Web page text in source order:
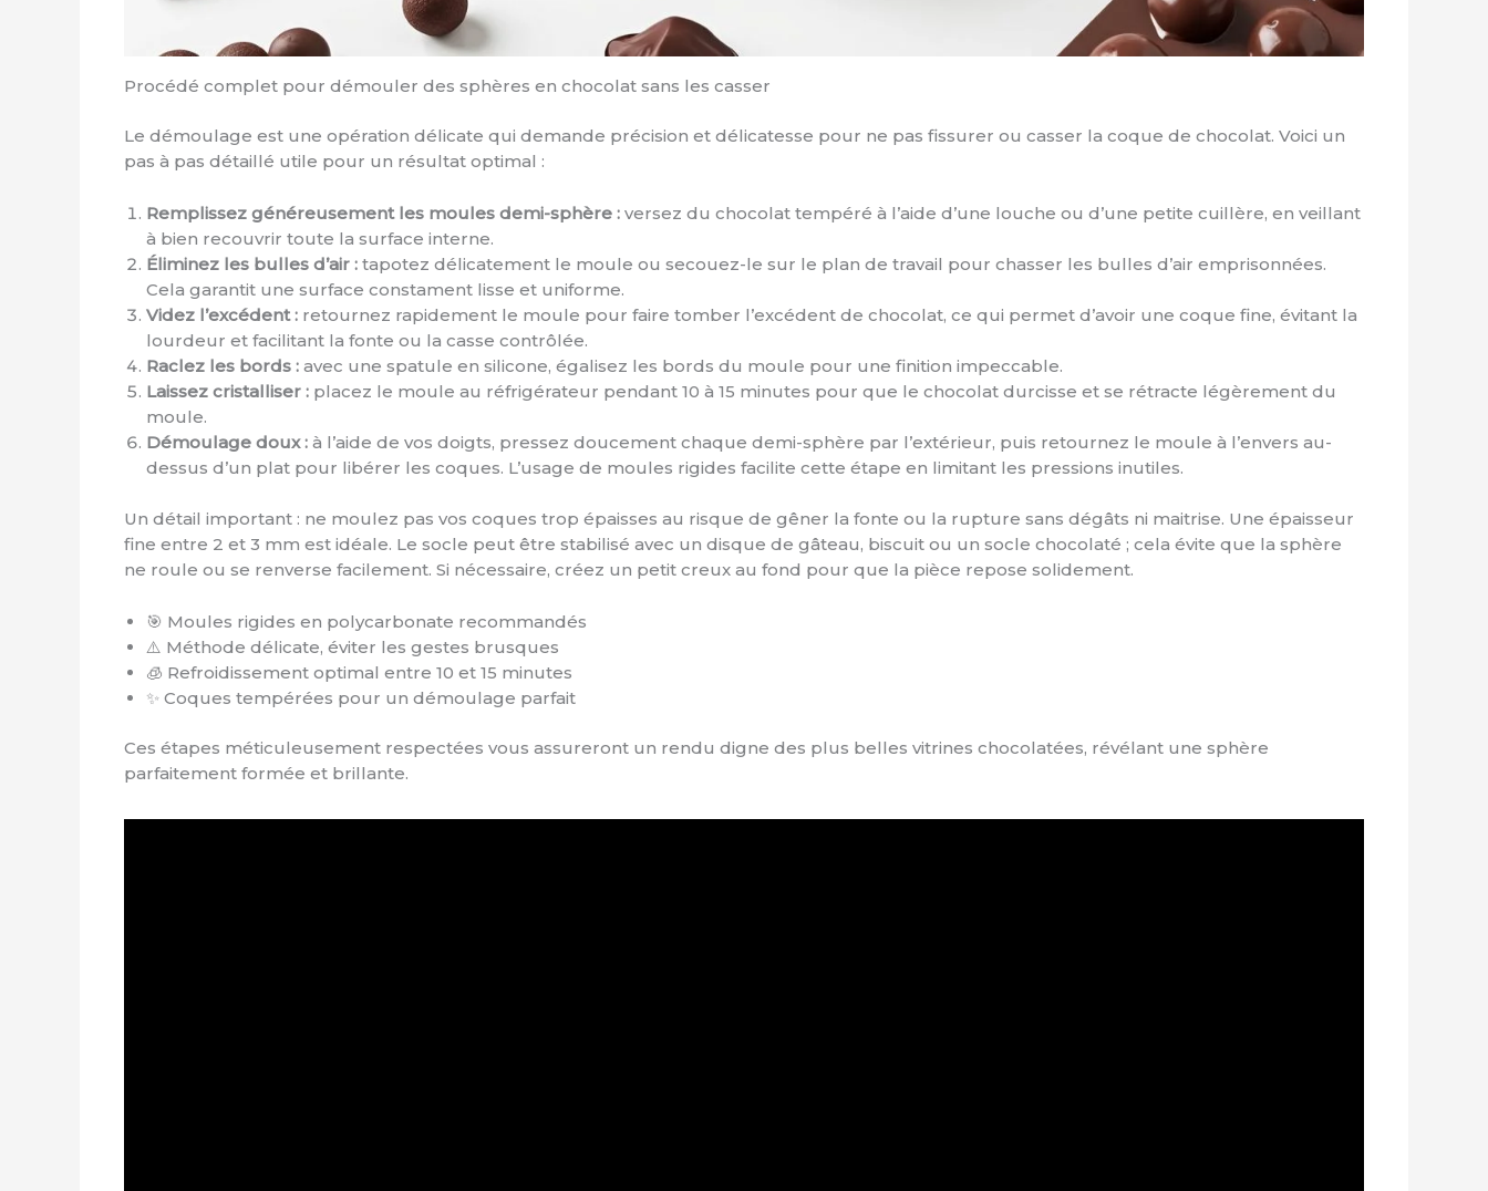
Procédé complet pour démouler des sphères en chocolat sans les casser
Le démoulage est une opération délicate qui demande précision et délicatesse pour ne pas fissurer ou casser la coque de chocolat. Voici un
pas à pas détaillé utile pour un résultat optimal :
Remplissez généreusement les moules demi-sphère : versez du chocolat tempéré à l’aide d’une louche ou d’une petite cuillère, en veillant
à bien recouvrir toute la surface interne.
Éliminez les bulles d’air : tapotez délicatement le moule ou secouez-le sur le plan de travail pour chasser les bulles d’air emprisonnées.
Cela garantit une surface constament lisse et uniforme.
Videz l’excédent : retournez rapidement le moule pour faire tomber l’excédent de chocolat, ce qui permet d’avoir une coque fine, évitant la
lourdeur et facilitant la fonte ou la casse contrôlée.
Raclez les bords : avec une spatule en silicone, égalisez les bords du moule pour une finition impeccable.
Laissez cristalliser : placez le moule au réfrigérateur pendant 10 à 15 minutes pour que le chocolat durcisse et se rétracte légèrement du
moule.
Démoulage doux : à l’aide de vos doigts, pressez doucement chaque demi-sphère par l’extérieur, puis retournez le moule à l’envers au-
dessus d’un plat pour libérer les coques. L’usage de moules rigides facilite cette étape en limitant les pressions inutiles.
Un détail important : ne moulez pas vos coques trop épaisses au risque de gêner la fonte ou la rupture sans dégâts ni maitrise. Une épaisseur
fine entre 2 et 3 mm est idéale. Le socle peut être stabilisé avec un disque de gâteau, biscuit ou un socle chocolaté ; cela évite que la sphère
ne roule ou se renverse facilement. Si nécessaire, créez un petit creux au fond pour que la pièce repose solidement.
🎯 Moules rigides en polycarbonate recommandés
⚠️ Méthode délicate, éviter les gestes brusques
🧊 Refroidissement optimal entre 10 et 15 minutes
✨ Coques tempérées pour un démoulage parfait
Ces étapes méticuleusement respectées vous assureront un rendu digne des plus belles vitrines chocolatées, révélant une sphère
parfaitement formée et brillante.